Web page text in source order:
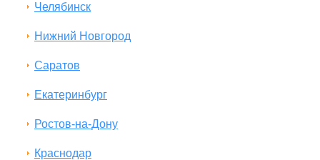
Челябинск
Нижний Новгород
Саратов
Екатеринбург
Ростов-на-Дону
Краснодар